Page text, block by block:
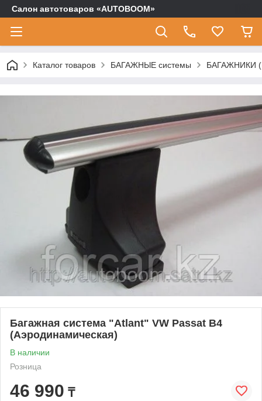
Салон автотоваров «AUTOBOOM»
Каталог товаров БАГАЖНЫЕ системы БАГАЖНИКИ
Багажная система "Atlant" VW Passat B4
(Аэродинамическая)
В наличии
Розница
46 990 ₸